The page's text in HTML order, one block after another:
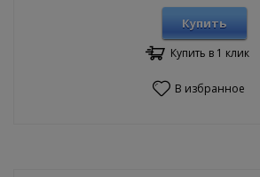
Купить
Купить в 1 клик
В избранное